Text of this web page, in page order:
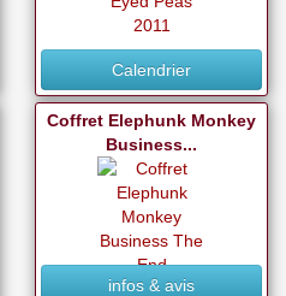
Calendrier
Coffret Elephunk Monkey
Business...
infos & avis